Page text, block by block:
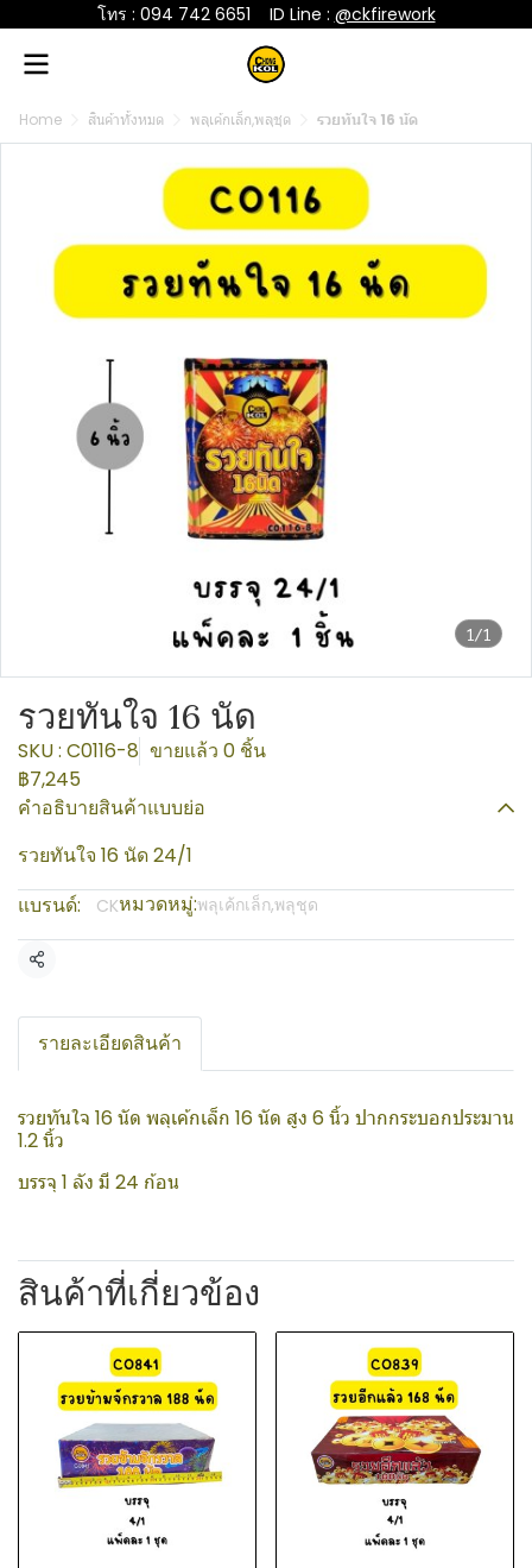
โทร : 094 742 6651 ID Line : @ckfirework
Home สินค้าทั้งหมด พลุเค้กเล็ก,พลุชุด รวยทันใจ 16 นัด
1/1
รวยทันใจ 16 นัด
SKU : C0116-8 ขายแล้ว 0 ชิ้น
฿7,245
คำอธิบายสินค้าแบบย่อ
รวยทันใจ 16 นัด 24/1
แบรนด์:
CKหมวดหมู่:พลุเค้กเล็ก,พลุชุด
แชร์
รายละเอียดสินค้า
รวยทันใจ 16 นัด พลุเค้กเล็ก 16 นัด สูง 6 นิ้ว ปากกระบอกประมาน
1.2 นิ้ว
บรรจุ 1 ลัง มี 24 ก้อน
สินค้าที่เกี่ยวข้อง